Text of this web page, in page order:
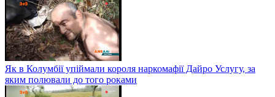
Як в Колумбії упіймали короля наркомафії Дайро Услугу, за
яким полювали до того роками